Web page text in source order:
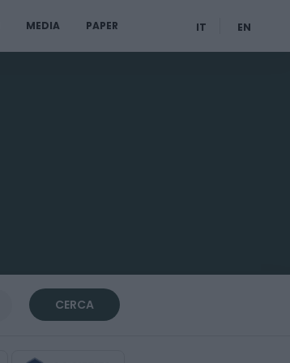
IT EN
MEDIA PAPER